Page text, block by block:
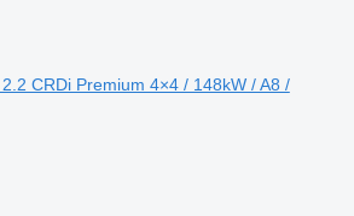
CRDi Premium 4×4 / 148kW / A8 /